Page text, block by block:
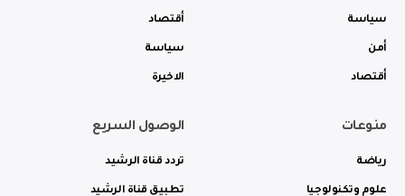
سياسة
أمن
أقتصاد
أقتصاد
سياسة
الاخيرة
منوعات
رياضة
علوم وتكنولوجيا
الوصول السريع
تردد قناة الرشيد
تطبيق قناة الرشيد